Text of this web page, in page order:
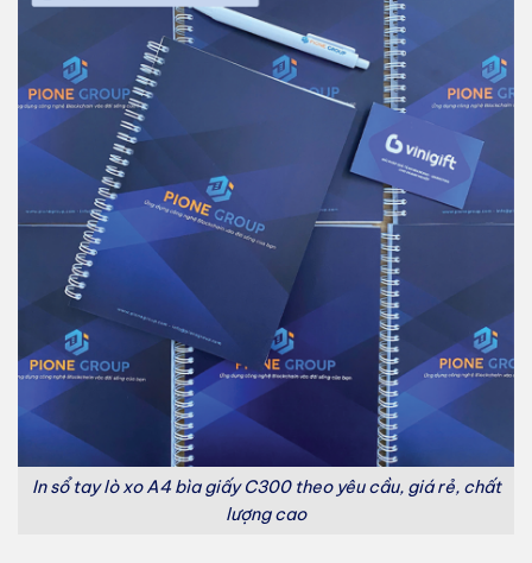
In sổ tay lò xo A4 bìa giấy C300 theo yêu cầu, giá rẻ, chất
lượng cao